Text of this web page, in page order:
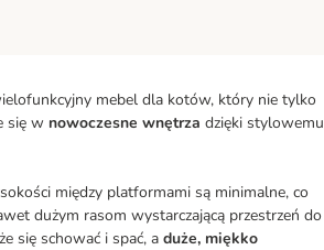
mebel dla kotów, który nie tylko
się w nowoczesne wnętrza dzięki stylowemu
między platformami są minimalne, co
dużym rasom wystarczającą przestrzeń do
się schować i spać, a duże, miękko